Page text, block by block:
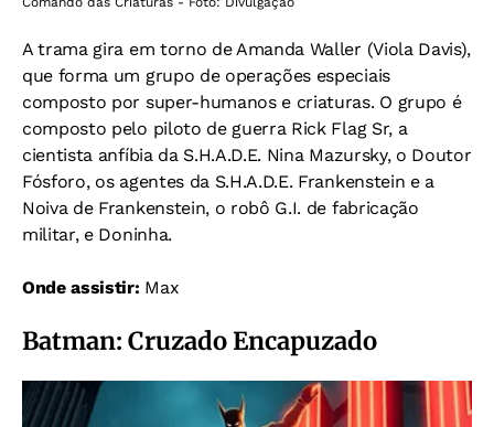
A trama gira em torno de Amanda Waller (Viola Davis),
que forma um grupo de operações especiais
composto por super-humanos e criaturas. O grupo é
composto pelo piloto de guerra Rick Flag Sr, a
cientista anfíbia da S.H.A.D.E. Nina Mazursky, o Doutor
Fósforo, os agentes da S.H.A.D.E. Frankenstein e a
Noiva de Frankenstein, o robô G.I. de fabricação
militar, e Doninha.
Onde assistir: Max
Batman: Cruzado Encapuzado